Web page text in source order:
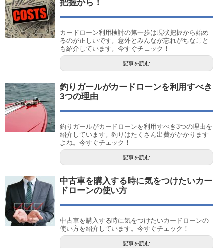
把握から！
カードローン利用検討の第一歩は現状把握から始め
るのが正しいです。意外とみんなが忘れがちなこと
も紹介しています。今すぐチェック！
記事を読む
釣りガールがカードローンを利用すべき
3つの理由
釣りガールがカードローンを利用すべき3つの理由を
紹介しています。釣りはたくさん出費がかかります
よね。今すぐチェック！
記事を読む
中古車を購入する時に気をつけたいカー
ドローンの使い方
中古車を購入する時に気をつけたいカードローンの
使い方を紹介しています。今すぐチェック！
記事を読む